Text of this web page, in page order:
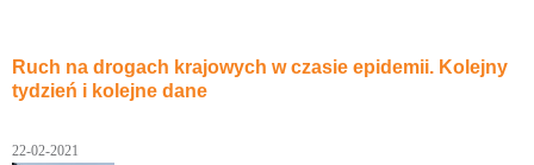
Ruch na drogach krajowych w czasie epidemii. Kolejny
tydzień i kolejne dane
22-02-2021